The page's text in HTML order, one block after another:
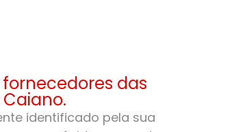
das
identificado pela sua